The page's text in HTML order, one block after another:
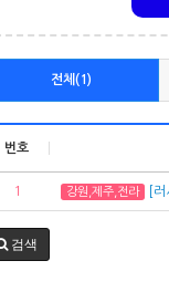
전체(1)
번호
1 강원,제주,전라 [
검색